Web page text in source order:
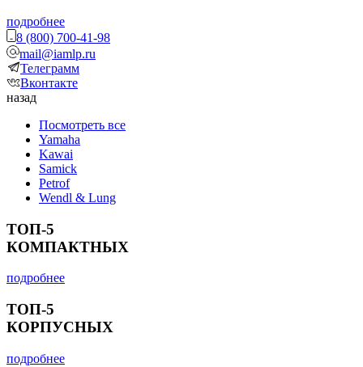
подробнее
8 (800) 700-41-98
mail@iamlp.ru
Телеграмм
Вконтакте
назад
Посмотреть все
Yamaha
Kawai
Samick
Petrof
Wendl & Lung
ТОП-5
КОМПАКТНЫХ
подробнее
ТОП-5
КОРПУСНЫХ
подробнее